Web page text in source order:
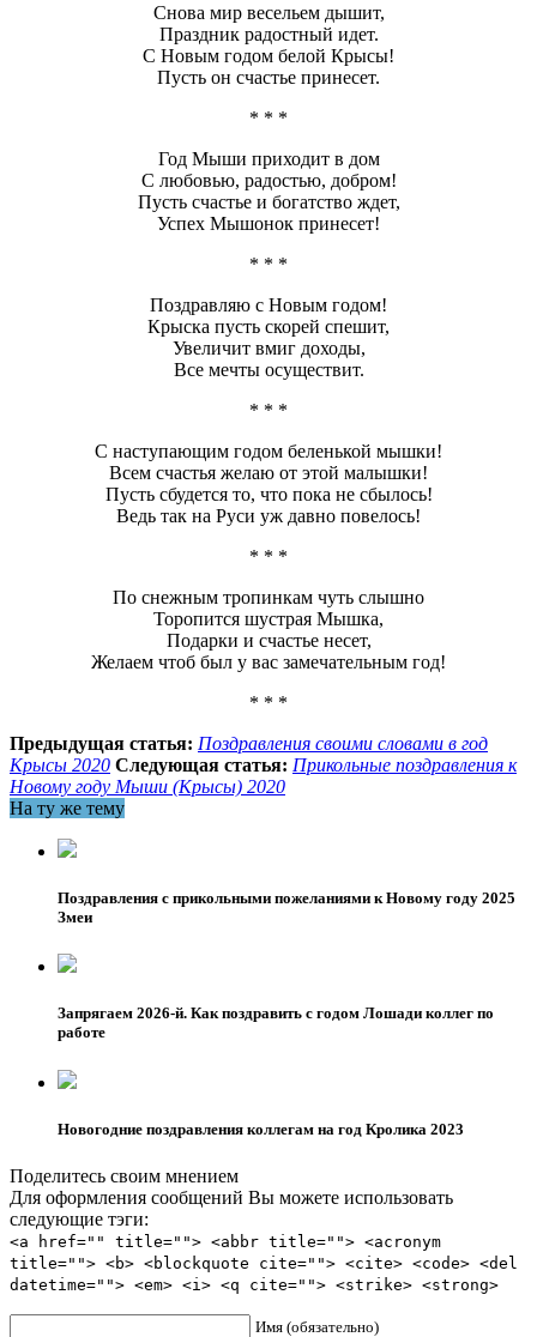
Снова мир весельем дышит,
Праздник радостный идет.
С Новым годом белой Крысы!
Пусть он счастье принесет.
* * *
Год Мыши приходит в дом
С любовью, радостью, добром!
Пусть счастье и богатство ждет,
Успех Мышонок принесет!
* * *
Поздравляю с Новым годом!
Крыска пусть скорей спешит,
Увеличит вмиг доходы,
Все мечты осуществит.
* * *
С наступающим годом беленькой мышки!
Всем счастья желаю от этой малышки!
Пусть сбудется то, что пока не сбылось!
Ведь так на Руси уж давно повелось!
* * *
По снежным тропинкам чуть слышно
Торопится шустрая Мышка,
Подарки и счастье несет,
Желаем чтоб был у вас замечательным год!
* * *
Предыдущая статья: Поздравления своими словами в год
Крысы 2020 Следующая статья: Прикольные поздравления к
Новому году Мыши (Крысы) 2020
На ту же тему
Поздравления с прикольными пожеланиями к Новому году 2025
Змеи
Запрягаем 2026-й. Как поздравить с годом Лошади коллег по
работе
Новогодние поздравления коллегам на год Кролика 2023
Поделитесь своим мнением
Для оформления сообщений Вы можете использовать
следующие тэги:
<a href="" title=""> <abbr title=""> <acronym
title=""> <b> <blockquote cite=""> <cite> <code> <del
datetime=""> <em> <i> <q cite=""> <strike> <strong>
Имя (обязательно)